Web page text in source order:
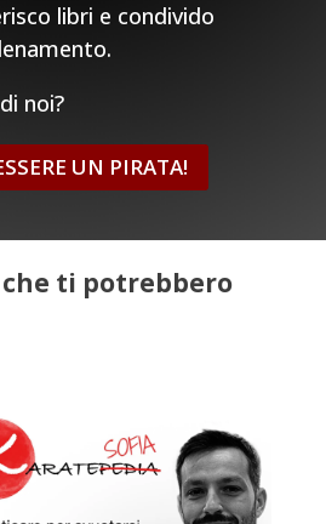
libri e condivido
noi?
UN PIRATA!
ti potrebbero